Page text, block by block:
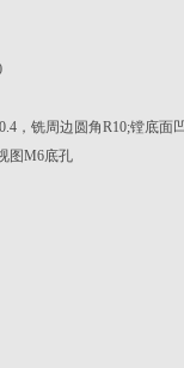
，铣周边圆角R10;镗底面
图M6底孔